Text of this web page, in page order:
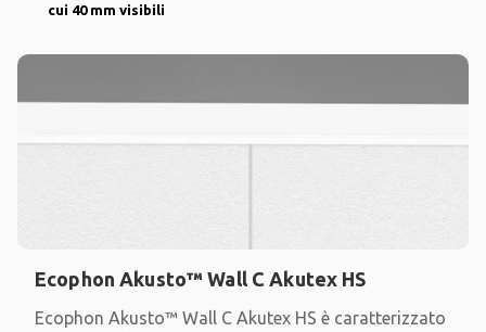
cui 40 mm visibili
Ecophon Akusto™ Wall C Akutex HS
Ecophon Akusto™ Wall C Akutex HS è caratterizzato